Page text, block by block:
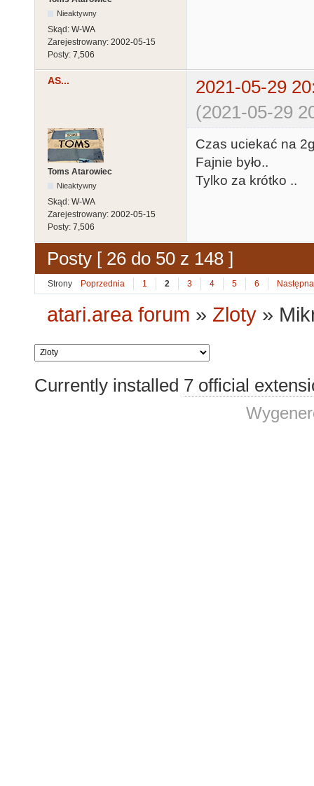
Nieaktywny
Skąd: W-WA
Zarejestrowany: 2002-05-15
Posty: 7,506
AS...
2021-05-29
(2021-05-29
Toms Atarowiec
Nieaktywny
Skąd: W-WA
Zarejestrowany: 2002-05-15
Posty: 7,506
Czas uciekać na
Fajnie było..
Tylko za krótko ..
Posty [ 26 do 50 z 148 ]
Strony Poprzednia 1 2 3 4 5 6 Następna
atari.area forum » Zloty »
Currently installed 7 official